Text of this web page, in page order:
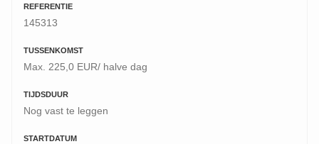
REFERENTIE
145313
TUSSENKOMST
Max. 225,0 EUR/ halve dag
TIJDSDUUR
Nog vast te leggen
STARTDATUM